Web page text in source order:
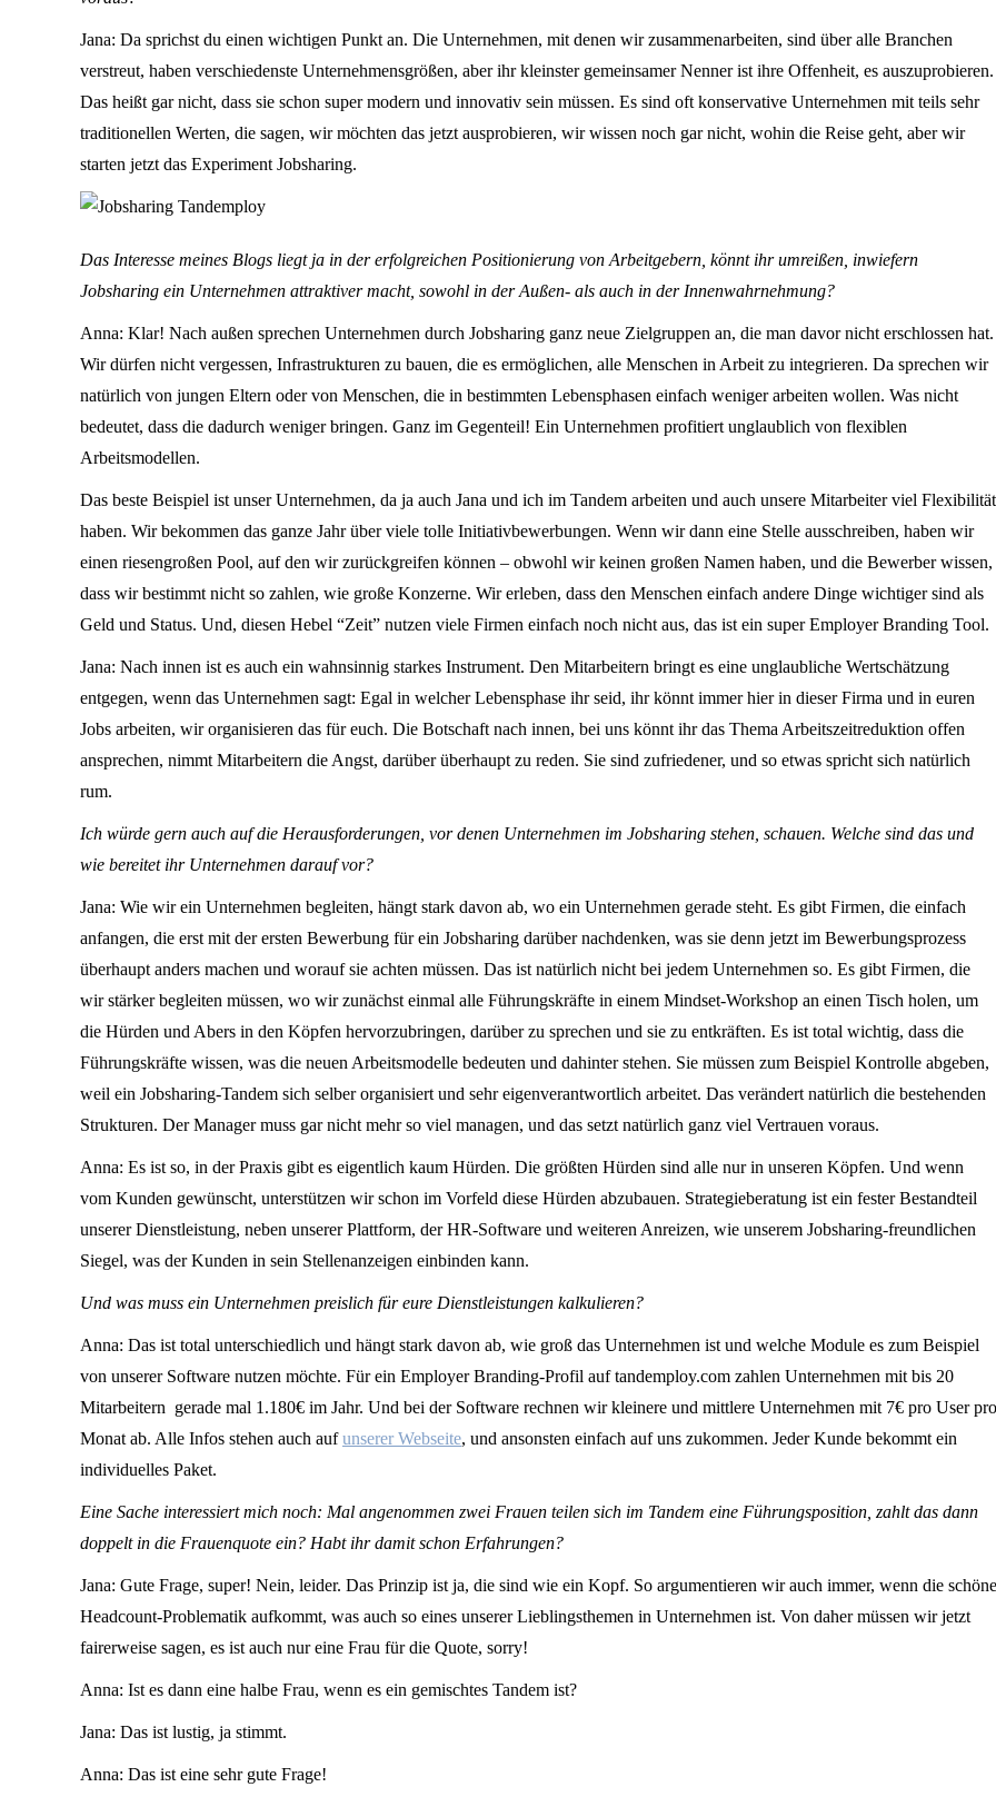
Jana: Da sprichst du einen wichtigen Punkt an. Die Unternehmen, mit denen wir zusammenarbeiten, sind über alle Branchen
verstreut, haben verschiedenste Unternehmensgrößen, aber ihr kleinster gemeinsamer Nenner ist ihre Offenheit, es auszuprobieren.
Das heißt gar nicht, dass sie schon super modern und innovativ sein müssen. Es sind oft konservative Unternehmen mit teils sehr
traditionellen Werten, die sagen, wir möchten das jetzt ausprobieren, wir wissen noch gar nicht, wohin die Reise geht, aber wir
starten jetzt das Experiment Jobsharing.
Das Interesse meines Blogs liegt ja in der erfolgreichen Positionierung von Arbeitgebern, könnt ihr umreißen, inwiefern
Jobsharing ein Unternehmen attraktiver macht, sowohl in der Außen- als auch in der Innenwahrnehmung?
Anna: Klar! Nach außen sprechen Unternehmen durch Jobsharing ganz neue Zielgruppen an, die man davor nicht erschlossen hat.
Wir dürfen nicht vergessen, Infrastrukturen zu bauen, die es ermöglichen, alle Menschen in Arbeit zu integrieren. Da sprechen wir
natürlich von jungen Eltern oder von Menschen, die in bestimmten Lebensphasen einfach weniger arbeiten wollen. Was nicht
bedeutet, dass die dadurch weniger bringen. Ganz im Gegenteil! Ein Unternehmen profitiert unglaublich von flexiblen
Arbeitsmodellen.
Das beste Beispiel ist unser Unternehmen, da ja auch Jana und ich im Tandem arbeiten und auch unsere Mitarbeiter viel Flexibilität
haben. Wir bekommen das ganze Jahr über viele tolle Initiativbewerbungen. Wenn wir dann eine Stelle ausschreiben, haben wir
einen riesengroßen Pool, auf den wir zurückgreifen können – obwohl wir keinen großen Namen haben, und die Bewerber wissen,
dass wir bestimmt nicht so zahlen, wie große Konzerne. Wir erleben, dass den Menschen einfach andere Dinge wichtiger sind als
Geld und Status. Und, diesen Hebel “Zeit” nutzen viele Firmen einfach noch nicht aus, das ist ein super Employer Branding Tool.
Jana: Nach innen ist es auch ein wahnsinnig starkes Instrument. Den Mitarbeitern bringt es eine unglaubliche Wertschätzung
entgegen, wenn das Unternehmen sagt: Egal in welcher Lebensphase ihr seid, ihr könnt immer hier in dieser Firma und in euren
Jobs arbeiten, wir organisieren das für euch. Die Botschaft nach innen, bei uns könnt ihr das Thema Arbeitszeitreduktion offen
ansprechen, nimmt Mitarbeitern die Angst, darüber überhaupt zu reden. Sie sind zufriedener, und so etwas spricht sich natürlich
rum.
Ich würde gern auch auf die Herausforderungen, vor denen Unternehmen im Jobsharing stehen, schauen. Welche sind das und
wie bereitet ihr Unternehmen darauf vor?
Jana: Wie wir ein Unternehmen begleiten, hängt stark davon ab, wo ein Unternehmen gerade steht. Es gibt Firmen, die einfach
anfangen, die erst mit der ersten Bewerbung für ein Jobsharing darüber nachdenken, was sie denn jetzt im Bewerbungsprozess
überhaupt anders machen und worauf sie achten müssen. Das ist natürlich nicht bei jedem Unternehmen so. Es gibt Firmen, die
wir stärker begleiten müssen, wo wir zunächst einmal alle Führungskräfte in einem Mindset-Workshop an einen Tisch holen, um
die Hürden und Abers in den Köpfen hervorzubringen, darüber zu sprechen und sie zu entkräften. Es ist total wichtig, dass die
Führungskräfte wissen, was die neuen Arbeitsmodelle bedeuten und dahinter stehen. Sie müssen zum Beispiel Kontrolle abgeben,
weil ein Jobsharing-Tandem sich selber organisiert und sehr eigenverantwortlich arbeitet. Das verändert natürlich die bestehenden
Strukturen. Der Manager muss gar nicht mehr so viel managen, und das setzt natürlich ganz viel Vertrauen voraus.
Anna: Es ist so, in der Praxis gibt es eigentlich kaum Hürden. Die größten Hürden sind alle nur in unseren Köpfen. Und wenn
vom Kunden gewünscht, unterstützen wir schon im Vorfeld diese Hürden abzubauen. Strategieberatung ist ein fester Bestandteil
unserer Dienstleistung, neben unserer Plattform, der HR-Software und weiteren Anreizen, wie unserem Jobsharing-freundlichen
Siegel, was der Kunden in sein Stellenanzeigen einbinden kann.
Und was muss ein Unternehmen preislich für eure Dienstleistungen kalkulieren?
Anna: Das ist total unterschiedlich und hängt stark davon ab, wie groß das Unternehmen ist und welche Module es zum Beispiel
von unserer Software nutzen möchte. Für ein Employer Branding-Profil auf tandemploy.com zahlen Unternehmen mit bis 20
Mitarbeitern gerade mal 1.180€ im Jahr. Und bei der Software rechnen wir kleinere und mittlere Unternehmen mit 7€ pro User pro
Monat ab. Alle Infos stehen auch aufunserer Webseite, und ansonsten einfach auf uns zukommen. Jeder Kunde bekommt ein
individuelles Paket.
Eine Sache interessiert mich noch: Mal angenommen zwei Frauen teilen sich im Tandem eine Führungsposition, zahlt das dann
doppelt in die Frauenquote ein? Habt ihr damit schon Erfahrungen?
Jana: Gute Frage, super! Nein, leider. Das Prinzip ist ja, die sind wie ein Kopf. So argumentieren wir auch immer, wenn die schöne
Headcount-Problematik aufkommt, was auch so eines unserer Lieblingsthemen in Unternehmen ist. Von daher müssen wir jetzt
fairerweise sagen, es ist auch nur eine Frau für die Quote, sorry!
Anna: Ist es dann eine halbe Frau, wenn es ein gemischtes Tandem ist?
Jana: Das ist lustig, ja stimmt.
Anna: Das ist eine sehr gute Frage!